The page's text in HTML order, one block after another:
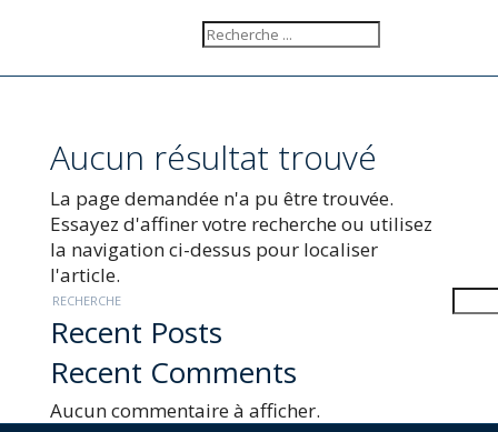
Aucun résultat trouvé
La page demandée n'a pu être trouvée.
Essayez d'affiner votre recherche ou utilisez
la navigation ci-dessus pour localiser
l'article.
RECHERCHE
Recent Posts
Recent Comments
Aucun commentaire à afficher.